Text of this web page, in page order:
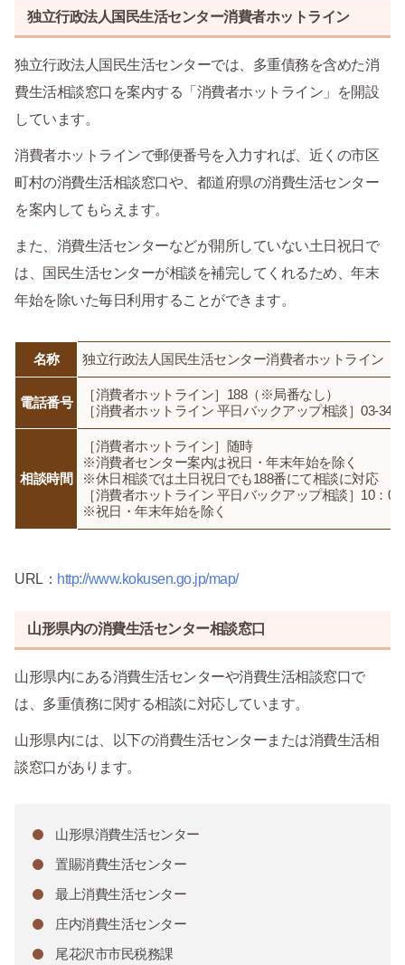
独立行政法人国民生活センター消費者ホットライン
独立行政法人国民生活センターでは、多重債務を含めた消
費生活相談窓口を案内する「消費者ホットライン」を開設
しています。
消費者ホットラインで郵便番号を入力すれば、近くの市区
町村の消費生活相談窓口や、都道府県の消費生活センター
を案内してもらえます。
また、消費生活センターなどが開所していない土日祝日で
は、国民生活センターが相談を補完してくれるため、年末
年始を除いた毎日利用することができます。
名称 独立行政法人国民生活センター消費者ホットライン
電話番号
［消費者ホットライン］188（※局番なし）
［消費者ホットライン 平日バックアップ相談］03-
相談時間
［消費者ホットライン］随時
※消費者センター案内は祝日・年末年始を除く
※休日相談では土日祝日でも188番にて相談に対応
［消費者ホットライン 平日バックアップ相談］10：
※祝日・年末年始を除く
URL： http://www.kokusen.go.jp/map/
山形県内の消費生活センター相談窓口
山形県内にある消費生活センターや消費生活相談窓口で
は、多重債務に関する相談に対応しています。
山形県内には、以下の消費生活センターまたは消費生活相
談窓口があります。
山形県消費生活センター
置賜消費生活センター
最上消費生活センター
庄内消費生活センター
尾花沢市市民税務課